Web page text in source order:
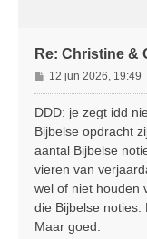
Re: Christine &
B
e
r
i
c
h
t
12 jun 2026, 19:49
DDD: je zegt idd
Bijbelse opdracht
aantal Bijbelse
vieren van
wel of niet houden
die Bijbelse noties.
Maar goed.